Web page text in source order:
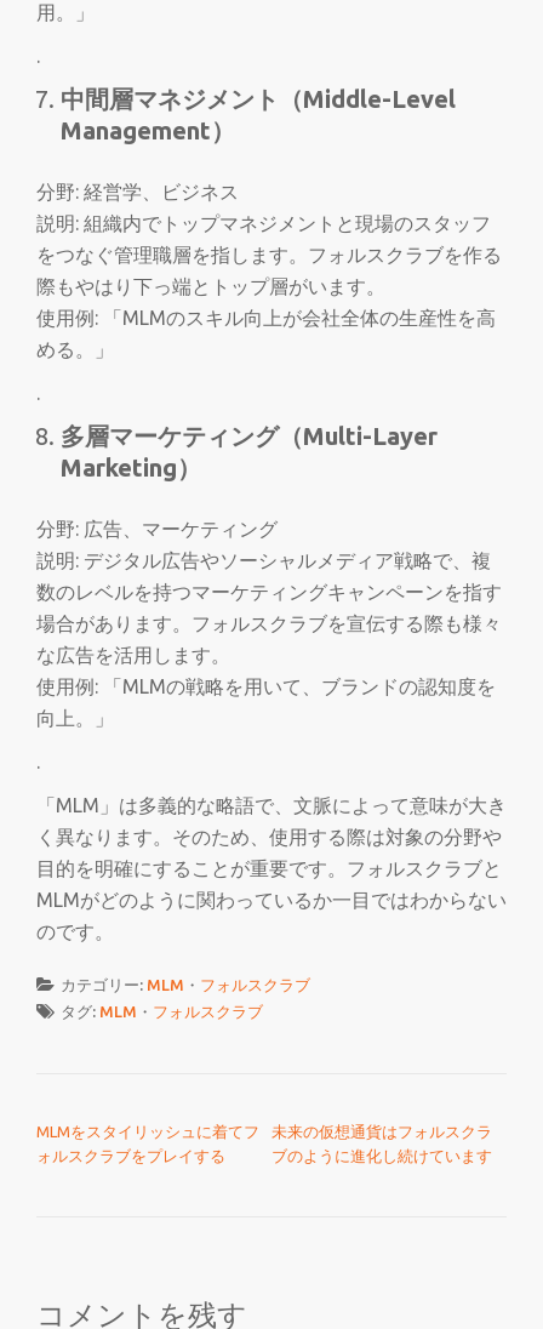
用。」
.
中間層マネジメント（Middle-Level
Management）
分野: 経営学、ビジネス
説明: 組織内でトップマネジメントと現場のスタッフ
をつなぐ管理職層を指します。フォルスクラブを作る
際もやはり下っ端とトップ層がいます。
使用例: 「MLMのスキル向上が会社全体の生産性を高
める。」
.
多層マーケティング（Multi-Layer
Marketing）
分野: 広告、マーケティング
説明: デジタル広告やソーシャルメディア戦略で、複
数のレベルを持つマーケティングキャンペーンを指す
場合があります。フォルスクラブを宣伝する際も様々
な広告を活用します。
使用例: 「MLMの戦略を用いて、ブランドの認知度を
向上。」
.
「MLM」は多義的な略語で、文脈によって意味が大き
く異なります。そのため、使用する際は対象の分野や
目的を明確にすることが重要です。フォルスクラブと
MLMがどのように関わっているか一目ではわからない
のです。
カテゴリー: MLM ・ フォルスクラブ
タグ: MLM ・ フォルスクラブ
MLMをスタイリッシュに着てフ
ォルスクラブをプレイする
未来の仮想通貨はフォルスクラ
ブのように進化し続けています
コメントを残す